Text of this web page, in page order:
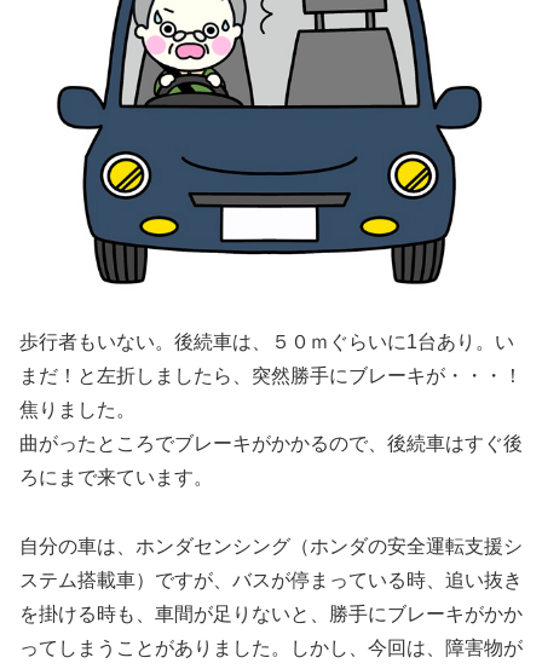
歩行者もいない。後続車は、５０ｍぐらいに1台あり。い
まだ！と左折しましたら、突然勝手にブレーキが・・・！
焦りました。
曲がったところでブレーキがかかるので、後続車はすぐ後
ろにまで来ています。
自分の車は、ホンダセンシング（ホンダの安全運転支援シ
ステム搭載車）ですが、バスが停まっている時、追い抜き
を掛ける時も、車間が足りないと、勝手にブレーキがかか
ってしまうことがありました。しかし、今回は、障害物が